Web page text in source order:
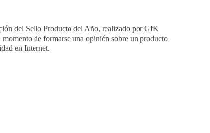
del Sello Producto del Año, realizado por GfK
de formarse una opinión sobre un producto
en Internet.